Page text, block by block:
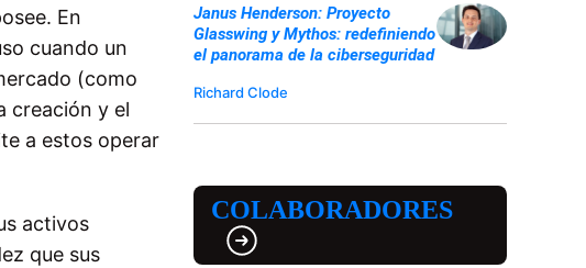
En
cuando un
(como
creación y el
a estos operar
activos
que sus
Janus Henderson: Proyecto
Glasswing y Mythos: redefiniendo
el panorama de la ciberseguridad
Richard Clode
COLABORADORES